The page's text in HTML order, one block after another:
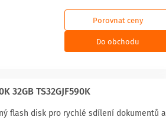
Porovnat ceny
Do obchodu
32GB TS32GJF590K
flash disk pro rychlé sdílení dokumentů a